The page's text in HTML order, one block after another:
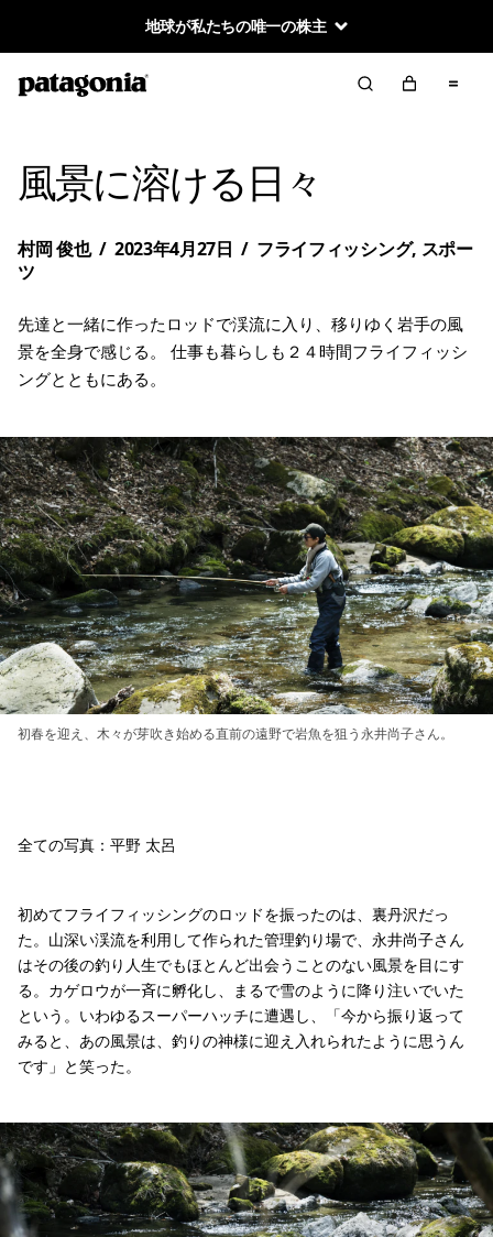
地球が私たちの唯一の株主
風景に溶ける日々
村岡 俊也 / 2023年4月27日 / フライフィッシング, スポー
ツ
先達と一緒に作ったロッドで渓流に入り、移りゆく岩手の風
景を全身で感じる。 仕事も暮らしも２４時間フライフィッシ
ングとともにある。
初春を迎え、木々が芽吹き始める直前の遠野で岩魚を狙う永井尚子さん。
全ての写真：平野 太呂
初めてフライフィッシングのロッドを振ったのは、裏丹沢だっ
た。山深い渓流を利用して作られた管理釣り場で、永井尚子さん
はその後の釣り人生でもほとんど出会うことのない風景を目にす
る。カゲロウが一斉に孵化し、まるで雪のように降り注いでいた
という。いわゆるスーパーハッチに遭遇し、「今から振り返って
みると、あの風景は、釣りの神様に迎え入れられたように思うん
です」と笑った。